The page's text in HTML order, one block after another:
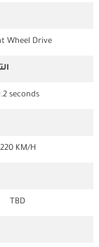
Wheel Drive
seconds
220 KM/H
TBD